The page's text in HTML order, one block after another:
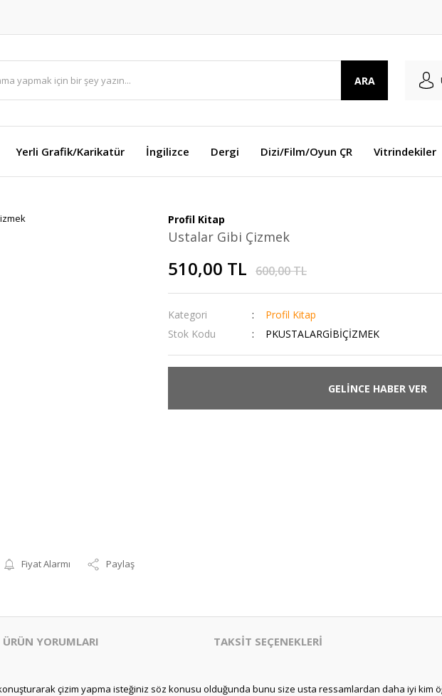
ARA
Yerli Grafik/Karikatür İngilizce Dergi Dizi/Film/Oyun ÇR Vitrindekiler
Fiyat Alarmı Paylaş
Profil Kitap
Ustalar Gibi Çizmek
510,00 TL 600,00 TL
Kategori
Profil Kitap
Stok Kodu
PKUSTALARGİBİÇİZMEK
GELİNCE HABER VER
ÜRÜN YORUMLARI TAKSİT SEÇENEKLERİ
çizim yapma isteğiniz söz konusu olduğunda bunu size usta ressamlardan daha iyi kim